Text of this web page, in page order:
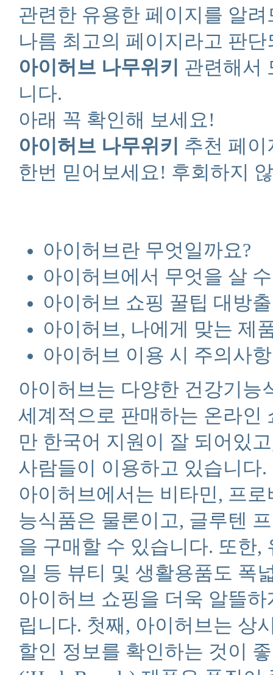
관련한 유용한 페이지를 알려
나름 최고의 페이지라고 판
아이허브 나무위키
관련해서
니다.
아래 꼭 확인해 보세요!
아이허브 나무위키
추천 페
한번 믿어보세요! 후회하지
아이허브란 무엇일까요?
아이허브에서 무엇을 살
아이허브 쇼핑 꿀팁 대방출
아이허브, 나에게 맞는 제
아이허브 이용 시 주의사항
아이허브는 다양한 건강기능
세계적으로 판매하는 온라인
만 한국어 지원이 잘 되어있
사람들이 이용하고 있습니다.
아이허브에서는 비타민, 프
능식품은 물론이고, 글루텐
을 구매할 수 있습니다. 또한,
일 등 뷰티 및 생활용품도 폭
아이허브 쇼핑을 더욱 알뜰
립니다. 첫째, 아이허브는 상
할인 정보를 확인하는 것이